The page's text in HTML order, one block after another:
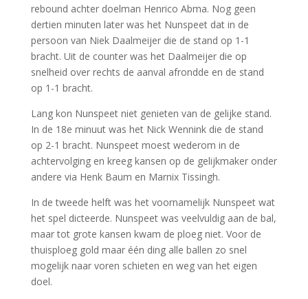
rebound achter doelman Henrico Abma. Nog geen
dertien minuten later was het Nunspeet dat in de
persoon van Niek Daalmeijer die de stand op 1-1
bracht. Uit de counter was het Daalmeijer die op
snelheid over rechts de aanval afrondde en de stand
op 1-1 bracht.
Lang kon Nunspeet niet genieten van de gelijke stand.
In de 18e minuut was het Nick Wennink die de stand
op 2-1 bracht. Nunspeet moest wederom in de
achtervolging en kreeg kansen op de gelijkmaker onder
andere via Henk Baum en Marnix Tissingh.
In de tweede helft was het voornamelijk Nunspeet wat
het spel dicteerde. Nunspeet was veelvuldig aan de bal,
maar tot grote kansen kwam de ploeg niet. Voor de
thuisploeg gold maar één ding alle ballen zo snel
mogelijk naar voren schieten en weg van het eigen
doel.